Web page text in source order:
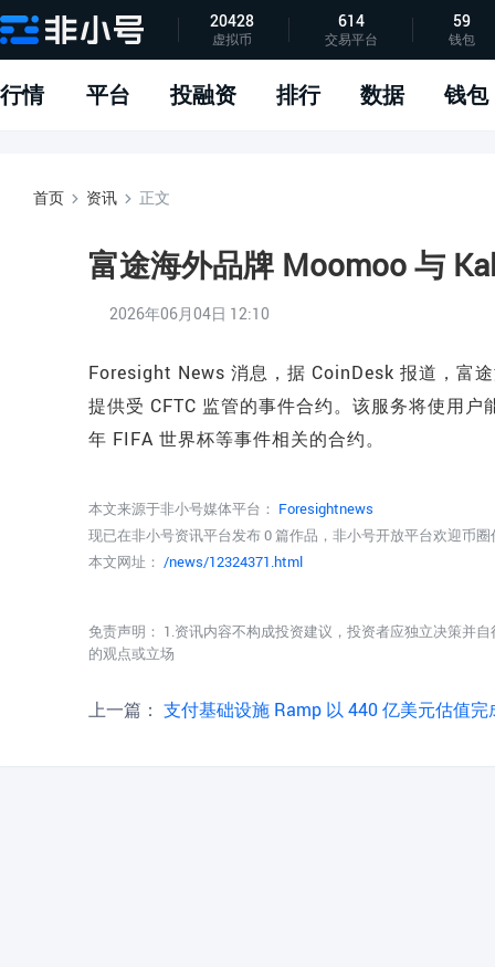
APP下载
指标说明
问题反馈
20428
虚拟币
614
交易平台
59
钱包
行情 平台 投融资 排行 数据 钱包
首页 资讯 正文
富途海外品牌 Moomoo 与
2026年06月04日 12:10
Foresight News 消息，据 CoinDesk 报道，富
提供受 CFTC 监管的事件合约。该服务将使用
年 FIFA 世界杯等事件相关的合约。
本文来源于非小号媒体平台： Foresightnews
现已在非小号资讯平台发布 0 篇作品，非小号开放平台欢迎币
本文网址： /news/12324371.html
免责声明： 1.资讯内容不构成投资建议，投资者应独立决策并
的观点或立场
上一篇： 支付基础设施 Ramp 以 440 亿美元估值完成 7.5 亿美元 F 轮